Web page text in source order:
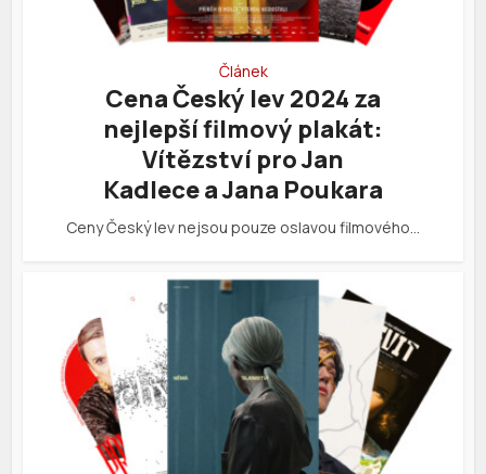
Článek
Cena Český lev 2024 za
nejlepší filmový plakát:
Vítězství pro Jan
Kadlece a Jana Poukara
Ceny Český lev nejsou pouze oslavou filmového…